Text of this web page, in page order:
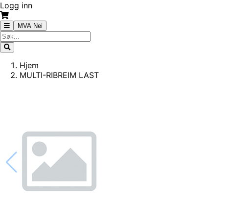
Logg inn
MVA Nei
Hjem
MULTI-RIBREIM LAST